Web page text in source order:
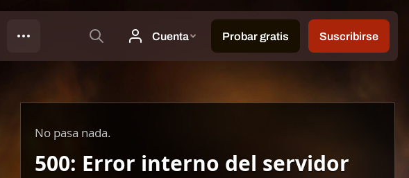
No pasa nada.
500: Error interno del servidor